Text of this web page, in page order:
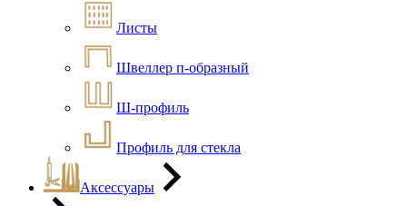
Листы
Швеллер п-образный
Ш-профиль
Профиль для стекла
Аксессуары